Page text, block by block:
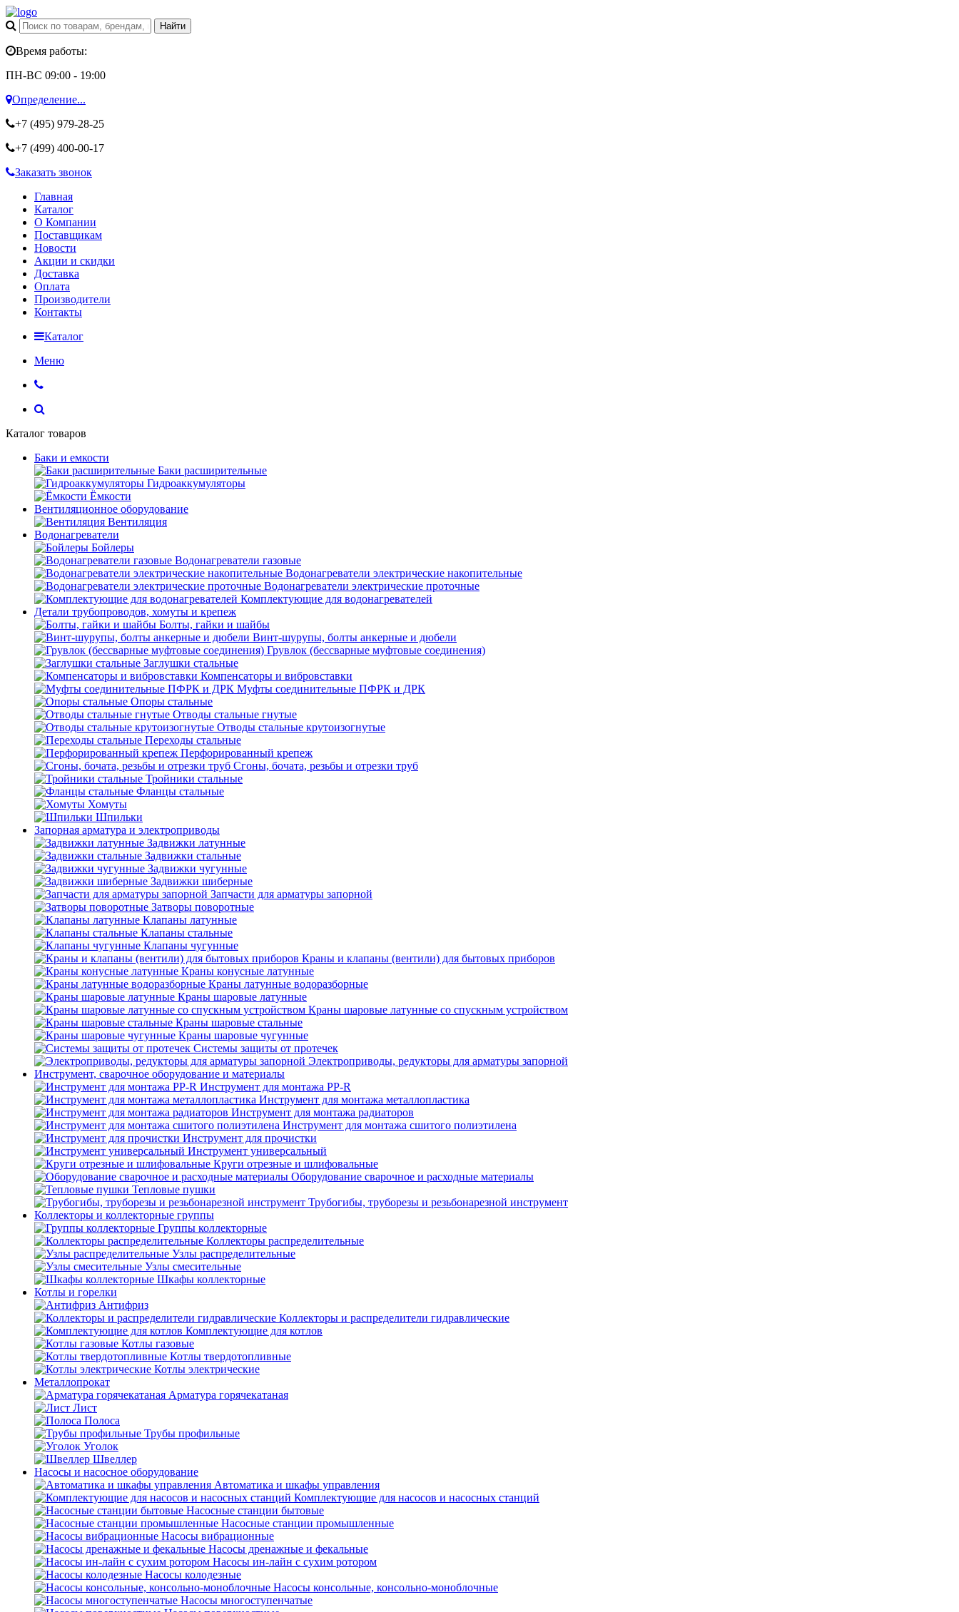
Время работы:
ПН-ВС 09:00 - 19:00
Определение...
+7 (495) 979-28-25
+7 (499) 400-00-17
Заказать звонок
Главная
Каталог
О Компании
Поставщикам
Новости
Акции и скидки
Доставка
Оплата
Производители
Контакты
Каталог
Меню
Каталог товаров
Баки и емкости
Баки расширительные
Гидроаккумуляторы
Ёмкости
Вентиляционное оборудование
Вентиляция
Водонагреватели
Бойлеры
Водонагреватели газовые
Водонагреватели электрические накопительные
Водонагреватели электрические проточные
Комплектующие для водонагревателей
Детали трубопроводов, хомуты и крепеж
Болты, гайки и шайбы
Винт-шурупы, болты анкерные и дюбели
Грувлок (бессварные муфтовые соединения)
Заглушки стальные
Компенсаторы и вибровставки
Муфты соединительные ПФРК и ДРК
Опоры стальные
Отводы стальные гнутые
Отводы стальные крутоизогнутые
Переходы стальные
Перфорированный крепеж
Сгоны, бочата, резьбы и отрезки труб
Тройники стальные
Фланцы стальные
Хомуты
Шпильки
Запорная арматура и электроприводы
Задвижки латунные
Задвижки стальные
Задвижки чугунные
Задвижки шиберные
Запчасти для арматуры запорной
Затворы поворотные
Клапаны латунные
Клапаны стальные
Клапаны чугунные
Краны и клапаны (вентили) для бытовых приборов
Краны конусные латунные
Краны латунные водоразборные
Краны шаровые латунные
Краны шаровые латунные со спускным устройством
Краны шаровые стальные
Краны шаровые чугунные
Системы защиты от протечек
Электроприводы, редукторы для арматуры запорной
Инструмент, сварочное оборудование и материалы
Инструмент для монтажа PP-R
Инструмент для монтажа металлопластика
Инструмент для монтажа радиаторов
Инструмент для монтажа сшитого полиэтилена
Инструмент для прочистки
Инструмент универсальный
Круги отрезные и шлифовальные
Оборудование сварочное и расходные материалы
Тепловые пушки
Трубогибы, труборезы и резьбонарезной инструмент
Коллекторы и коллекторные группы
Группы коллекторные
Коллекторы распределительные
Узлы распределительные
Узлы смесительные
Шкафы коллекторные
Котлы и горелки
Антифриз
Коллекторы и распределители гидравлические
Комплектующие для котлов
Котлы газовые
Котлы твердотопливные
Котлы электрические
Металлопрокат
Арматура горячекатаная
Лист
Полоса
Трубы профильные
Уголок
Швеллер
Насосы и насосное оборудование
Автоматика и шкафы управления
Комплектующие для насосов и насосных станций
Насосные станции бытовые
Насосные станции промышленные
Насосы вибрационные
Насосы дренажные и фекальные
Насосы ин-лайн с сухим ротором
Насосы колодезные
Насосы консольные, консольно-моноблочные
Насосы многоступенчатые